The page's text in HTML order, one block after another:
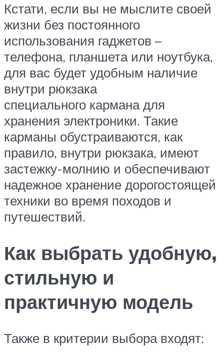
Кстати, если вы не мыслите своей
жизни без постоянного
использования гаджетов –
телефона, планшета или ноутбука,
для вас будет удобным наличие
внутри рюкзака
специального кармана для
хранения электроники. Такие
карманы обустраиваются, как
правило, внутри рюкзака, имеют
застежку-молнию и обеспечивают
надежное хранение дорогостоящей
техники во время походов и
путешествий.
Как выбрать удобную,
стильную и
практичную модель
Также в критерии выбора входят: